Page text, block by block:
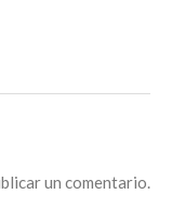
un comentario.